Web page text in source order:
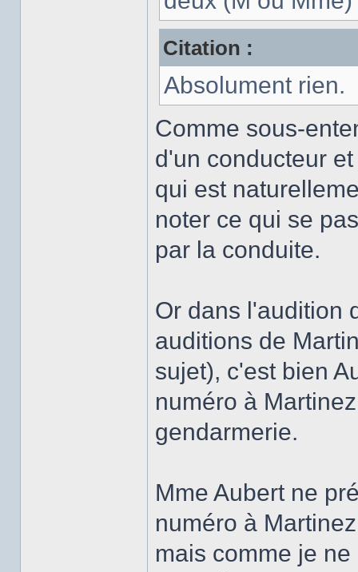
Citation :
Absolument rien.
Comme sous-
d'un conducteur
qui est
noter ce qui se
par la conduite.
Or dans l'audition
auditions de
sujet), c'est bien
numéro à
gendarmerie.
Mme Aubert ne
numéro à
mais comme je